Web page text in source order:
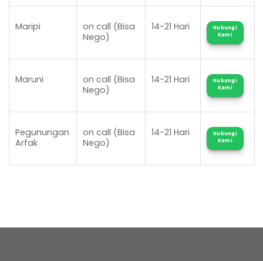
Maripi
on call (Bisa
Nego)
14-21 Hari
Hubungi
Kami
Maruni
on call (Bisa
Nego)
14-21 Hari
Hubungi
Kami
Pegunungan
Arfak
on call (Bisa
Nego)
14-21 Hari
Hubungi
Kami